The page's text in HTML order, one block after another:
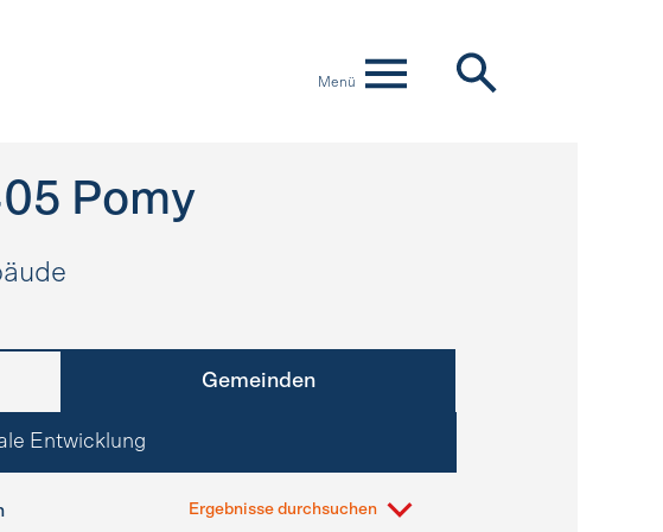
Menü
Pomy
Gemeinden
Entwicklung
Ergebnisse durchsuchen